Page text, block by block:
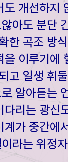
개선하지
아도 분단
한 곡조 방
이루기에
고 일생 휘
알아듣는
리는 광신
가 중간에
라는 위정